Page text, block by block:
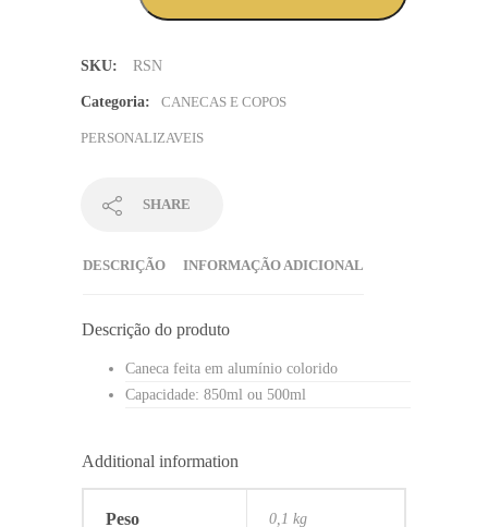
SKU: RSN
Categoria: CANECAS E COPOS
PERSONALIZAVEIS
SHARE
DESCRIÇÃO INFORMAÇÃO ADICIONAL
Descrição do produto
Caneca feita em alumínio colorido
Capacidade: 850ml ou 500ml
Additional information
Peso 0,1 kg